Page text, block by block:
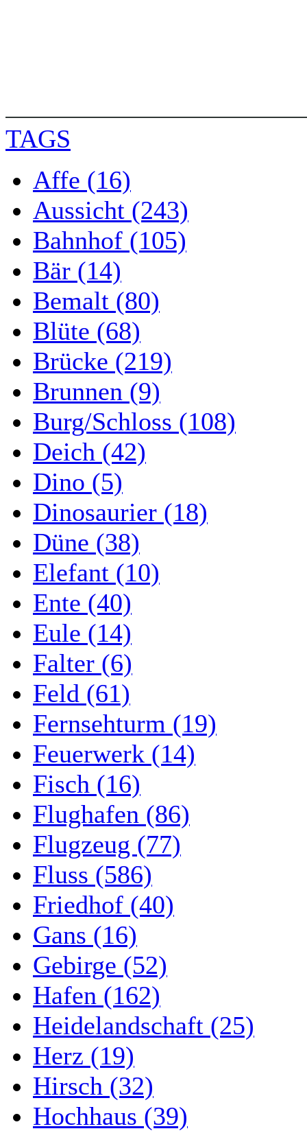
TAGS
Affe (16)
Aussicht (243)
Bahnhof (105)
Bär (14)
Bemalt (80)
Blüte (68)
Brücke (219)
Brunnen (9)
Burg/Schloss (108)
Deich (42)
Dino (5)
Dinosaurier (18)
Düne (38)
Elefant (10)
Ente (40)
Eule (14)
Falter (6)
Feld (61)
Fernsehturm (19)
Feuerwerk (14)
Fisch (16)
Flughafen (86)
Flugzeug (77)
Fluss (586)
Friedhof (40)
Gans (16)
Gebirge (52)
Hafen (162)
Heidelandschaft (25)
Herz (19)
Hirsch (32)
Hochhaus (39)